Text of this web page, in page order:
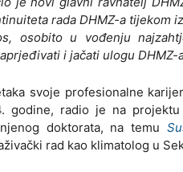
rada DHMZ-a tijekom
osobito u vođenju
i jačati ulogu DHMZ-
svoje profesionalne
godine, radio je na projektu
doktorata, na temu
rad kao klimatolog u